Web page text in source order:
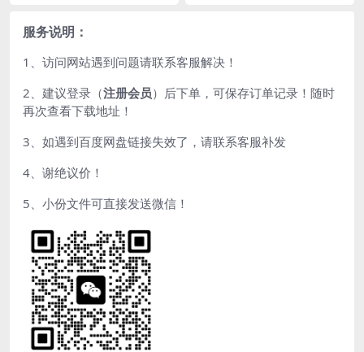
服务说明：
1、访问网站遇到问题请联系客服解决！
2、建议登录（注册会员）后下单，可保存订单记录！随时
再次查看下载地址！
3、如遇到百度网盘链接失效了，请联系客服补发
4、谢绝议价！
5、小份文件可直接发送微信！